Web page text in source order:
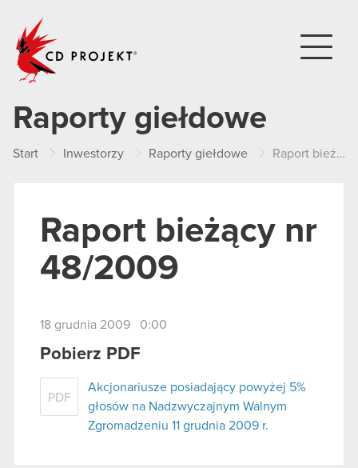
Raporty giełdowe
Start Inwestorzy Raporty giełdowe Raport bieżący nr 48/2009
Raport bieżący nr
48/2009
18 grudnia 2009 0:00
Pobierz PDF
PDF
Akcjonariusze posiadający powyżej 5%
głosów na Nadzwyczajnym Walnym
Zgromadzeniu 11 grudnia 2009 r.